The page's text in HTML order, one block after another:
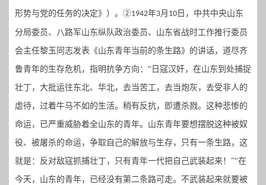
形势与党的任务的决定》）。②1942年3月 10 日，中共中央山东
分局委员、八路军山东纵队政治委员、山东省战时工作推行委员
会主任黎玉同志发表《山东青年当前的条生路》的讲话，道尽齐
鲁青年的生存危机，指明抗争方向：“日寇汉奸，在山东到处捕捉
壮丁，大批运往东北、华北，去当苦工，去当炮灰，去受非人的
虐待，过着牛马不如的生活。稍有反抗，即遭杀戮。这种悲惨的
命运，已严重威胁着全山东的青年。山东青年要想摆脱这种被奴
役、被屠杀的命运，争取自己的解放与生存，只有一条生路，这
就是：反对敌寇抓捕壮丁，只有青年一代把自己武装起来！”“在
今天，山东的青年，已经没有第二条路可走。不武装起来就要被